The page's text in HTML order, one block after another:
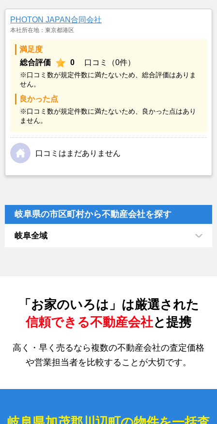
PHOTON JAPAN合同会社
本社所在地：東京都港区
満足度
総合評価
0 口コミ（0件）
※口コミ数が規定件数に満たないため、総合評価はありま
せん。
良かった点
※口コミ数が規定件数に満たないため、良かった点はあり
ません。
口コミはまだありません
岐阜県の市区町村から不動産会社を探す
岐阜全域
「お家のいろは」は厳選された
信頼できる不動産会社と提携
高く・早く売るなら複数の不動産会社の査定価格
や営業担当者を比較することが大切です。